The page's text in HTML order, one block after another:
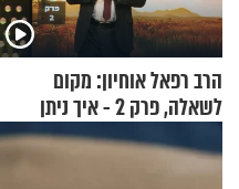
הרב רפאל אוחיון: מקום
לשאלה, פרק 2 - איך ניתן
להוכיח שהתורה משמיים?